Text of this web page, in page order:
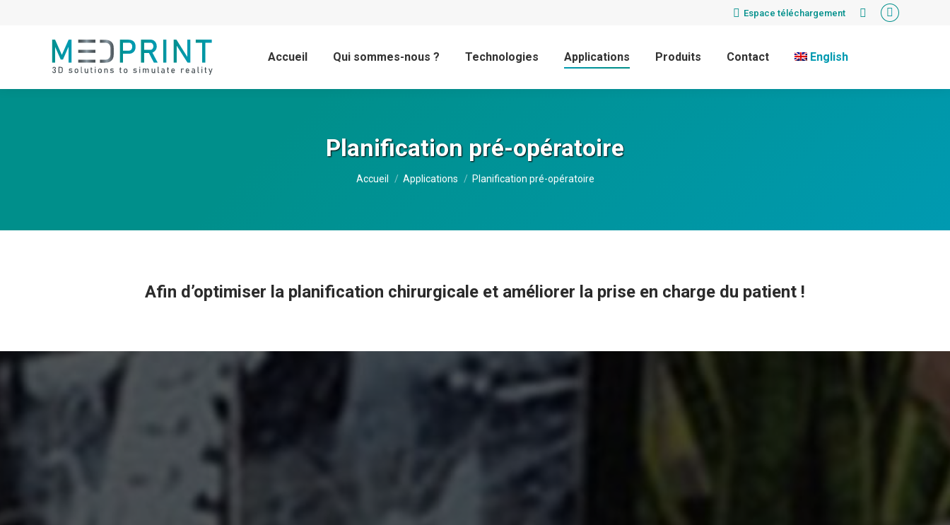
Espace téléchargement
Recherche
La
Accueil Qui sommes-nous ? Technologies Applications Produits Contact English
Planification pré-opératoire
Vous êtes ici :
Accueil Applications Planification pré-opératoire
Afin d’optimiser la planification chirurgicale et améliorer la prise en charge du patient !